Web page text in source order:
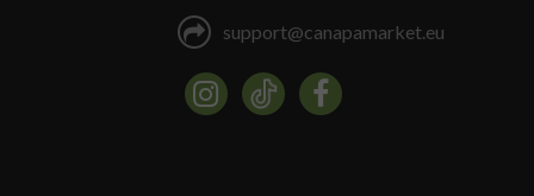
support@canapamarket.eu